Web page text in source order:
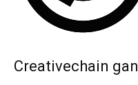
Creativechain